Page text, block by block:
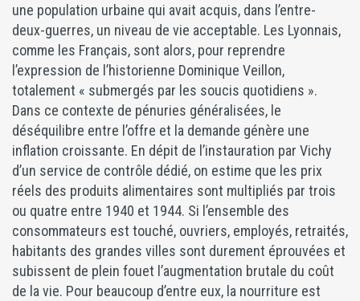
une population urbaine qui avait acquis, dans l’entre-
deux-guerres, un niveau de vie acceptable. Les Lyonnais,
comme les Français, sont alors, pour reprendre
l’expression de l’historienne Dominique Veillon,
totalement « submergés par les soucis quotidiens ».
Dans ce contexte de pénuries généralisées, le
déséquilibre entre l’offre et la demande génère une
inflation croissante. En dépit de l’instauration par Vichy
d’un service de contrôle dédié, on estime que les prix
réels des produits alimentaires sont multipliés par trois
ou quatre entre 1940 et 1944. Si l’ensemble des
consommateurs est touché, ouvriers, employés, retraités,
habitants des grandes villes sont durement éprouvées et
subissent de plein fouet l’augmentation brutale du coût
de la vie. Pour beaucoup d’entre eux, la nourriture est